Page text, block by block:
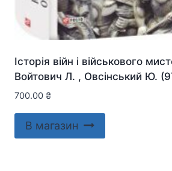
Історія війн і військового
Войтович Л. , Овсінський Ю.
700.00 ₴
В магазин